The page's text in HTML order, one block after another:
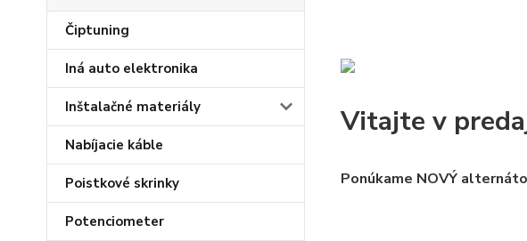
Čiptuning
Iná auto elektronika
Inštalačné materiály
Nabíjacie káble
Poistkové skrinky
Potenciometer
Vitajte v
Ponúkame NOVÝ